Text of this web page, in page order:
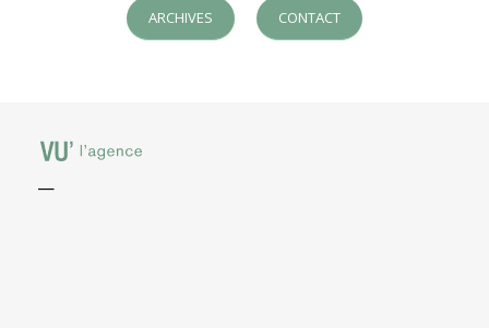
ARCHIVES CONTACT
—